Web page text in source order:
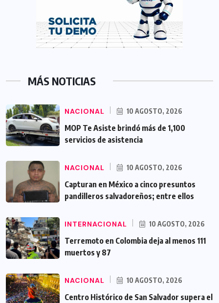
MÁS NOTICIAS
NACIONAL 10 AGOSTO, 2026
MOP Te Asiste brindó más de 1,100
servicios de asistencia
NACIONAL 10 AGOSTO, 2026
Capturan en México a cinco presuntos
pandilleros salvadoreños; entre ellos
INTERNACIONAL 10 AGOSTO, 2026
Terremoto en Colombia deja al menos 111
muertos y 87
NACIONAL 10 AGOSTO, 2026
Centro Histórico de San Salvador supera el